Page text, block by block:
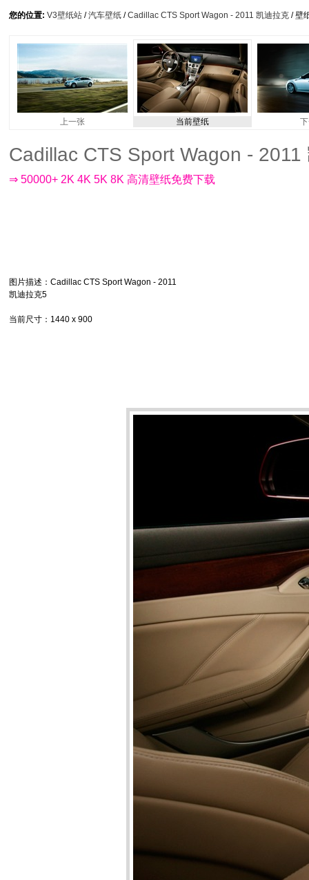
您的位置: V3壁纸站 /汽车壁纸 /Cadillac CTS Sport Wagon - 2011 凯迪拉克 / 壁
上一张 当前壁纸
Cadillac CTS Sport Wagon -
⇒ 50000+ 2K 4K 5K 8K 高清壁纸免费下载
图片描述 ：Cadillac CTS Sport Wagon - 2011
凯迪拉克5
当前尺寸 ：1440 x 900